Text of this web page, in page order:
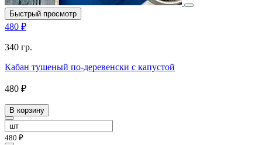
Быстрый просмотр
480 ₽
340 гр.
Кабан тушеный по-деревенски с капустой
480 ₽
В корзину
480 ₽